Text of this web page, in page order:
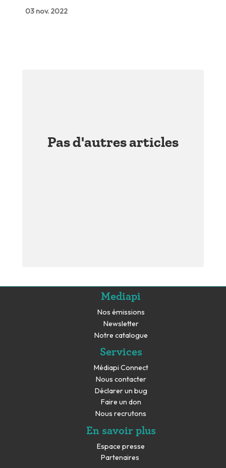
03 nov. 2022
Pas d'autres articles
Mediapi
Nos émissions
Newsletter
Notre catalogue
Services
Médiapi Connect
Nous contacter
Déclarer un bug
Faire un don
Nous recrutons
En savoir plus
Espace presse
Partenaires